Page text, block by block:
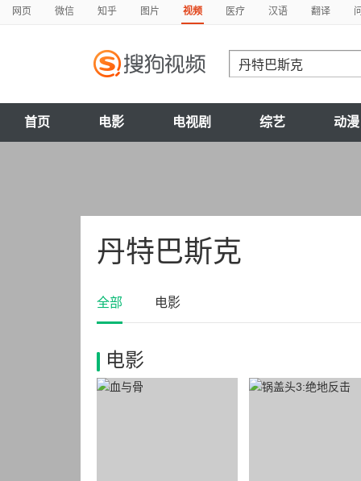
网页 微信 知乎 图片 视频 医疗 汉语 翻译
首页 电影 电视剧 综艺 动漫
丹特巴斯克
全部 电影
电影